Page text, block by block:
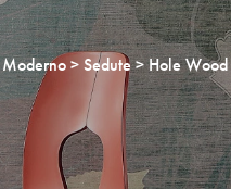
Moderno Sedute Hole Wood